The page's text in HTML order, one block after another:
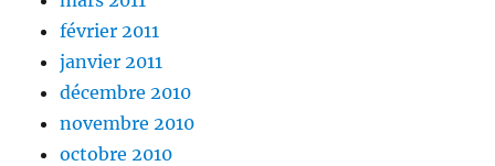
février 2011
janvier 2011
décembre 2010
novembre 2010
octobre 2010